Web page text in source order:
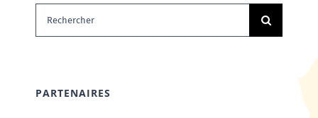
Rechercher:
PARTENAIRES